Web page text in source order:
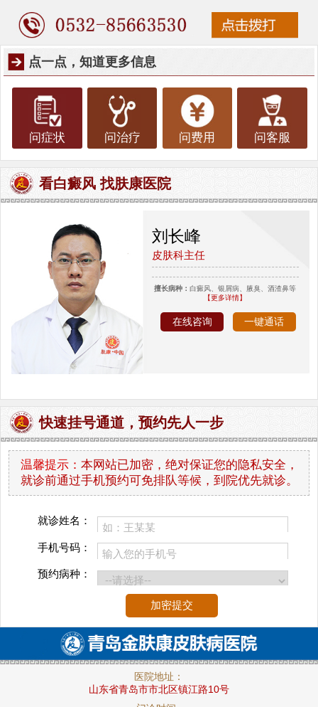
点一点，知道更多信息
问症状 问治疗 问费用 问客服
看白癜风 找肤康医院
刘长峰
皮肤科主任
擅长病种：白癜风、银屑病、腋臭、酒渣鼻等
【更多详情】
在线咨询 一键通话
快速挂号通道，预约先人一步
温馨提示： 本网站已加密，绝对保证您的隐私安全，
就诊前通过手机预约可免排队等候，到院优先就诊。
就诊姓名：
手机号码：
预约病种：
医院地址：
山东省青岛市市北区镇江路10号